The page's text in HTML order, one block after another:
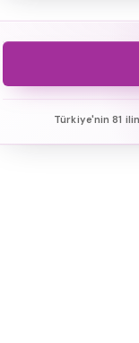
Türkiye'nin 81